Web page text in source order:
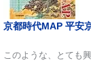
京都時代MAP 平安
このような、とても